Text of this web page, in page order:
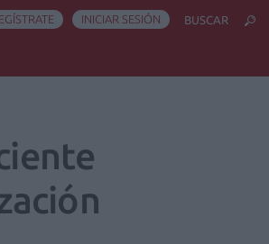
INICIAR SESIÓN BUSCAR